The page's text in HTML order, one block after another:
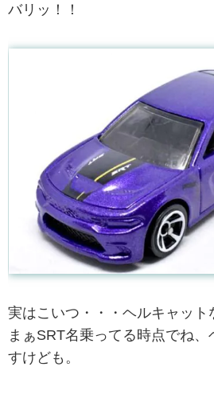
バリッ！！
実はこいつ・・・ヘルキャット
まぁSRT名乗ってる時点でね
すけども。